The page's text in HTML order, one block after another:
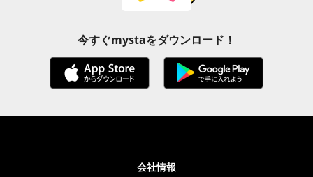
今すぐmystaをダウンロード！
会社情報